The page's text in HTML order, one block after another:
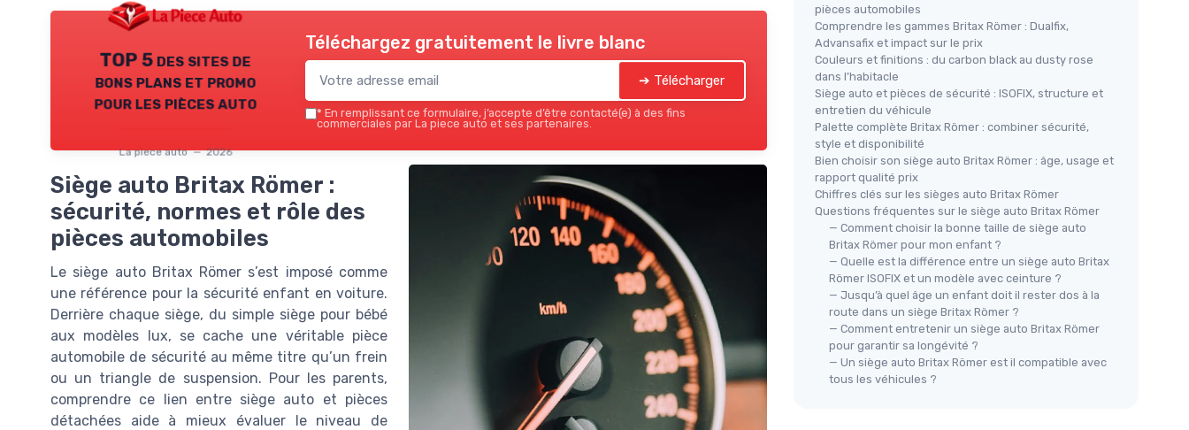
TOP 5 des sites de
bons plans et promo
pour les pièces auto
La piece auto — 2026
Téléchargez gratuitement le livre blanc
➔ Télécharger
* En remplissant ce formulaire, j’accepte d’être contacté(e) à des fins
commerciales par La piece auto et ses partenaires.
Siège auto Britax Römer :
sécurité, normes et rôle des
pièces automobiles
Le siège auto Britax Römer s’est imposé comme
une référence pour la sécurité enfant en voiture.
Derrière chaque siège, du simple siège pour bébé
aux modèles lux, se cache une véritable pièce
automobile de sécurité au même titre qu’un frein
ou un triangle de suspension. Pour les parents,
comprendre ce lien entre siège auto et pièces
détachées aide à mieux évaluer le niveau de
pièces automobiles
Comprendre les gammes Britax Römer : Dualfix,
Advansafix et impact sur le prix
Couleurs et finitions : du carbon black au dusty rose
dans l’habitacle
Siège auto et pièces de sécurité : ISOFIX, structure et
entretien du véhicule
Palette complète Britax Römer : combiner sécurité,
style et disponibilité
Bien choisir son siège auto Britax Römer : âge, usage et
rapport qualité prix
Chiffres clés sur les sièges auto Britax Römer
Questions fréquentes sur le siège auto Britax Römer
— Comment choisir la bonne taille de siège auto
Britax Römer pour mon enfant ?
— Quelle est la différence entre un siège auto Britax
Römer ISOFIX et un modèle avec ceinture ?
— Jusqu’à quel âge un enfant doit il rester dos à la
route dans un siège Britax Römer ?
— Comment entretenir un siège auto Britax Römer
pour garantir sa longévité ?
— Un siège auto Britax Römer est il compatible avec
tous les véhicules ?